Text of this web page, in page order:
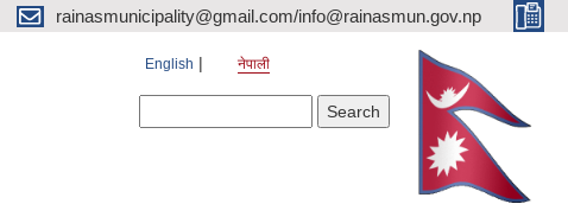
rainasmunicipality@gmail.com/info@rainasmun.gov.np
English नेपाली